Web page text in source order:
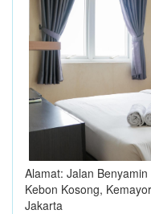
Alamat: Jalan
Kebon Kosong,
Jakarta